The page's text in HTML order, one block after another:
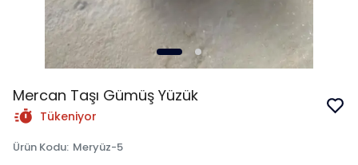
Mercan Taşı Gümüş Yüzük
Tükeniyor
Ürün Kodu: Meryüz-5